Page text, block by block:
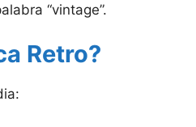
“vintage”.
Retro?